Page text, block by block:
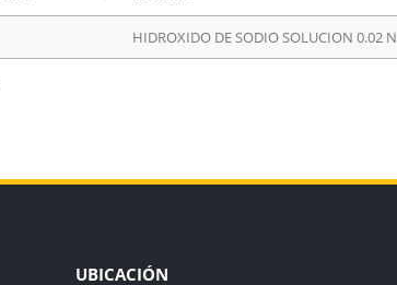
HIDROXIDO DE SODIO SOLUCION 0.02 N
UBICACIÓN